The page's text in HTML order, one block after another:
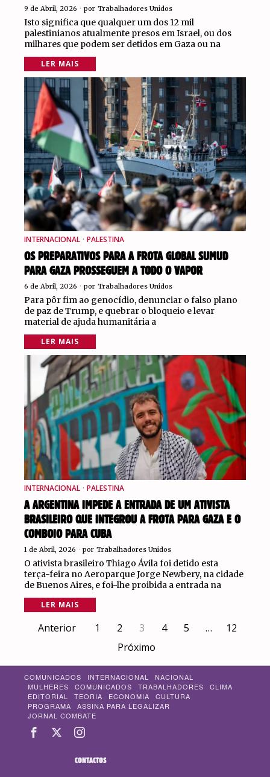
9 de Abril, 2026 por Trabalhadores Unidos
Isto significa que qualquer um dos 12 mil
palestinianos atualmente presos em Israel, ou dos
milhares que podem ser detidos em Gaza ou na
LER MAIS
INTERNACIONAL · PALESTINA
OS PREPARATIVOS PARA A FROTA GLOBAL SUMUD
PARA GAZA PROSSEGUEM A TODO O VAPOR
6 de Abril, 2026 por Trabalhadores Unidos
Para pôr fim ao genocídio, denunciar o falso plano
de paz de Trump, e quebrar o bloqueio e levar
material de ajuda humanitária a
LER MAIS
INTERNACIONAL · PALESTINA
A ARGENTINA IMPEDE A ENTRADA DE UM ATIVISTA
BRASILEIRO QUE INTEGROU A FROTA PARA GAZA E O
COMBOIO PARA CUBA
1 de Abril, 2026 por Trabalhadores Unidos
O ativista brasileiro Thiago Ávila foi detido esta
terça-feira no Aeroparque Jorge Newbery, na cidade
de Buenos Aires, e foi-lhe proibida a entrada na
LER MAIS
Anterior 1 2 3 4 5 …
12
Próximo
COMUNICADOS INTERNACIONAL
NACIONAL
MULHERES
COMUNICADOS TRABALHADORES
CLIMA
EDITORIAL
TEORIA ECONOMIA
CULTURA
PROGRAMA
ASSINA PARA LEGALIZAR
JORNAL COMBATE
CONTACTOS